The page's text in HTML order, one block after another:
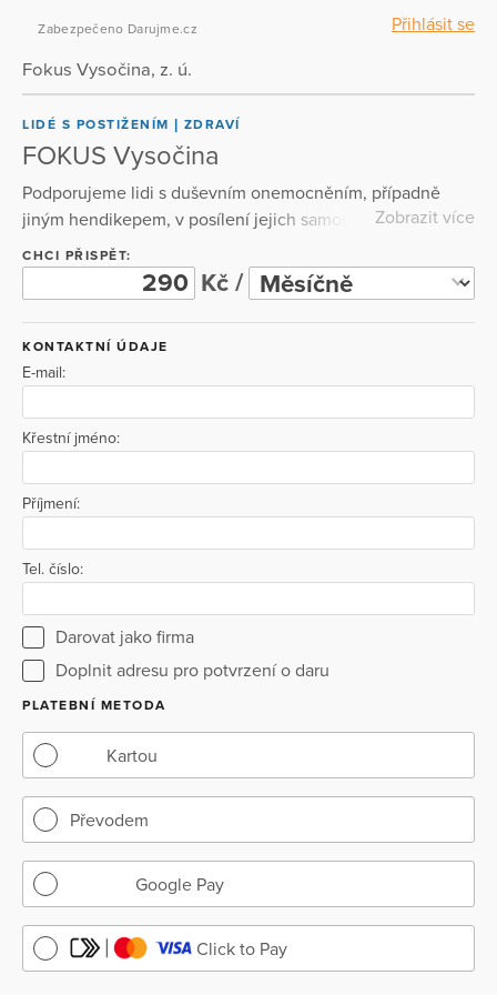
Přihlásit se
Zabezpečeno Darujme.cz
Fokus Vysočina, z. ú.
LIDÉ S POSTIŽENÍM ZDRAVÍ
FOKUS Vysočina
Podporujeme lidi s duševním onemocněním, případně
jiným hendikepem, v posílení jejich samostatnosti a
sebedůvěry tak, aby mohli vést plnohodnotný život podle
svých představ. Naše služby poskytujeme ve čtyřech
městech a přilehlých oblastech - v Havlíčkově Brodě,
Hlinsku, Chotěboři a Pelhřimově.
Zobrazit více
CHCI PŘISPĚT:
Kč /
KONTAKTNÍ ÚDAJE
E-mail:
Křestní jméno:
Příjmení:
Tel. číslo:
Darovat jako firma
Doplnit adresu pro potvrzení o daru
PLATEBNÍ METODA
Kartou
Převodem
Google Pay
Click to Pay